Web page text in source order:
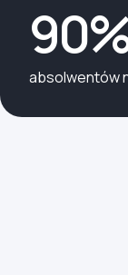
absolwentów